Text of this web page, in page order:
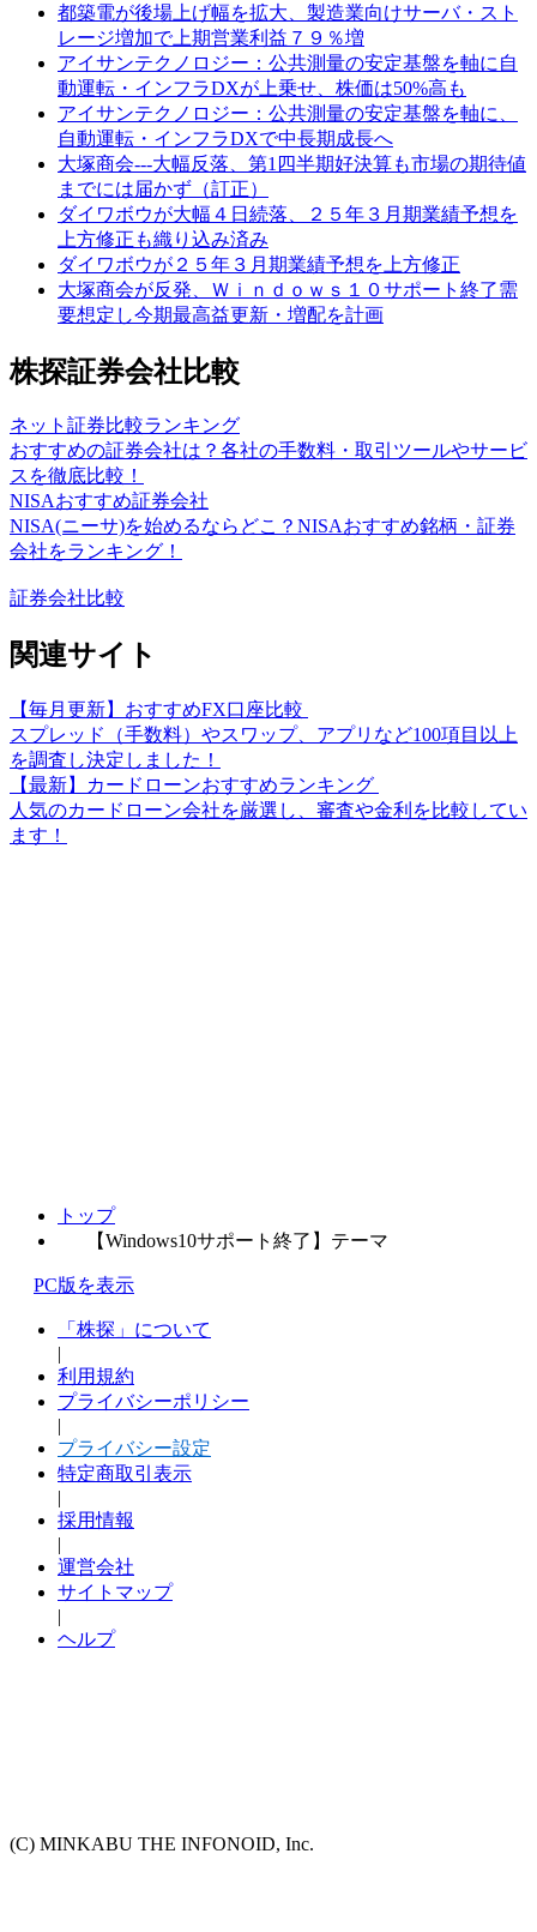
都築電が後場上げ幅を拡大、製造業向けサーバ・スト
レージ増加で上期営業利益７９％増
アイサンテクノロジー：公共測量の安定基盤を軸に自
動運転・インフラDXが上乗せ、株価は50%高も
アイサンテクノロジー：公共測量の安定基盤を軸に、
自動運転・インフラDXで中長期成長へ
大塚商会---大幅反落、第1四半期好決算も市場の期待値
までには届かず（訂正）
ダイワボウが大幅４日続落、２５年３月期業績予想を
上方修正も織り込み済み
ダイワボウが２５年３月期業績予想を上方修正
大塚商会が反発、Ｗｉｎｄｏｗｓ１０サポート終了需
要想定し今期最高益更新・増配を計画
株探証券会社比較
ネット証券比較ランキング
おすすめの証券会社は？各社の手数料・取引ツールやサービ
スを徹底比較！
NISAおすすめ証券会社
NISA(ニーサ)を始めるならどこ？NISAおすすめ銘柄・証券
会社をランキング！
証券会社比較
関連サイト
【毎月更新】おすすめFX口座比較
スプレッド（手数料）やスワップ、アプリなど100項目以上
を調査し決定しました！
【最新】カードローンおすすめランキング
人気のカードローン会社を厳選し、審査や金利を比較してい
ます！
トップ
【Windows10サポート終了】テーマ
PC版を表示
「株探」について
|
利用規約
プライバシーポリシー
|
プライバシー設定
特定商取引表示
|
採用情報
|
運営会社
サイトマップ
|
ヘルプ
(C) MINKABU THE INFONOID, Inc.